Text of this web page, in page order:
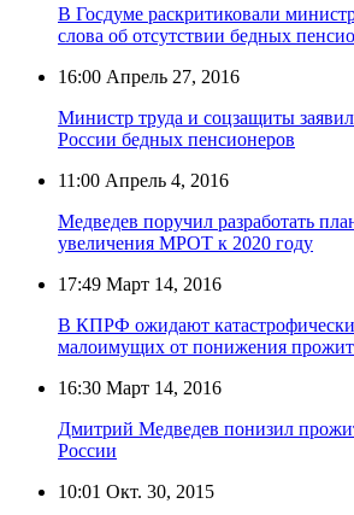
В Госдуме раскритиковали
слова об отсутствии бедных
16:00 Апрель 27, 2016
Министр труда и соцзащиты
России бедных пенсионеров
11:00 Апрель 4, 2016
Медведев поручил разработать
увеличения МРОТ к 2020 году
17:49 Март 14, 2016
В КПРФ ожидают
малоимущих от понижения
16:30 Март 14, 2016
Дмитрий Медведев понизил
России
10:01 Окт. 30, 2015